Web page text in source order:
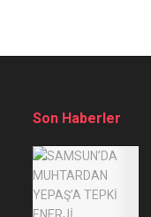
Son Haberler